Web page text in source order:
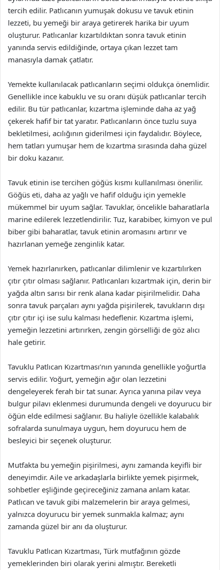
tercih edilir. Patlıcanın yumuşak dokusu ve tavuk etinin
lezzeti, bu yemeği bir araya getirerek harika bir uyum
oluşturur. Patlıcanlar kızartıldıktan sonra tavuk etinin
yanında servis edildiğinde, ortaya çıkan lezzet tam
manasıyla damak çatlatır.
Yemekte kullanılacak patlıcanların seçimi oldukça önemlidir.
Genellikle ince kabuklu ve su oranı düşük patlıcanlar tercih
edilir. Bu tür patlıcanlar, kızartma işleminde daha az yağ
çekerek hafif bir tat yaratır. Patlıcanların önce tuzlu suya
bekletilmesi, acılığının giderilmesi için faydalıdır. Böylece,
hem tatları yumuşar hem de kızartma sırasında daha güzel
bir doku kazanır.
Tavuk etinin ise tercihen göğüs kısmı kullanılması önerilir.
Göğüs eti, daha az yağlı ve hafif olduğu için yemekle
mükemmel bir uyum sağlar. Tavuklar, öncelikle baharatlarla
marine edilerek lezzetlendirilir. Tuz, karabiber, kimyon ve pul
biber gibi baharatlar, tavuk etinin aromasını artırır ve
hazırlanan yemeğe zenginlik katar.
Yemek hazırlanırken, patlıcanlar dilimlenir ve kızartılırken
çıtır çıtır olması sağlanır. Patlıcanları kızartmak için, derin bir
yağda altın sarısı bir renk alana kadar pişirilmelidir. Daha
sonra tavuk parçaları aynı yağda pişirilerek, tavukların dışı
çıtır çıtır içi ise sulu kalması hedeflenir. Kızartma işlemi,
yemeğin lezzetini artırırken, zengin görselliği de göz alıcı
hale getirir.
Tavuklu Patlıcan Kızartması’nın yanında genellikle yoğurtla
servis edilir. Yoğurt, yemeğin ağır olan lezzetini
dengeleyerek ferah bir tat sunar. Ayrıca yanına pilav veya
bulgur pilavı eklenmesi durumunda dengeli ve doyurucu bir
öğün elde edilmesi sağlanır. Bu haliyle özellikle kalabalık
sofralarda sunulmaya uygun, hem doyurucu hem de
besleyici bir seçenek oluşturur.
Mutfakta bu yemeğin pişirilmesi, aynı zamanda keyifli bir
deneyimdir. Aile ve arkadaşlarla birlikte yemek pişirmek,
sohbetler eşliğinde geçireceğiniz zamana anlam katar.
Patlıcan ve tavuk gibi malzemelerin bir araya gelmesi,
yalnızca doyurucu bir yemek sunmakla kalmaz; aynı
zamanda güzel bir anı da oluşturur.
Tavuklu Patlıcan Kızartması, Türk mutfağının gözde
yemeklerinden biri olarak yerini almıştır. Bereketli